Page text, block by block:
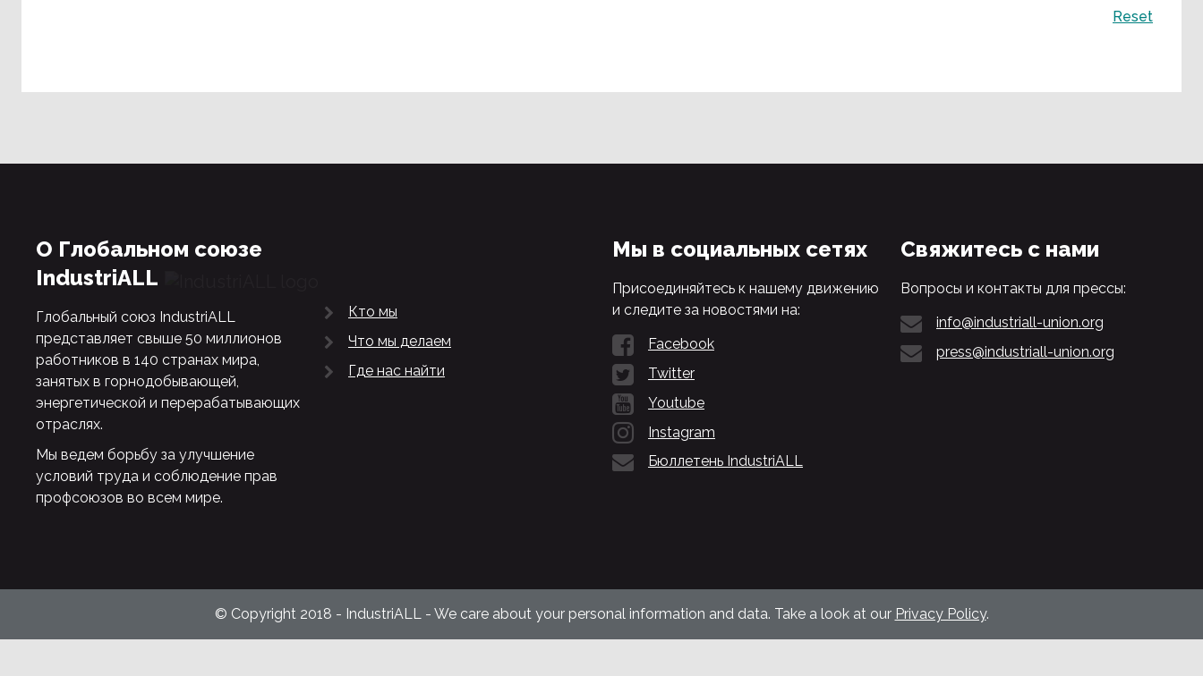
Reset
О Глобальном союзе
IndustriALL
Глобальный союз IndustriALL
представляет свыше 50 миллионов
работников в 140 странах мира,
занятых в горнодобывающей,
энергетической и перерабатывающих
отраслях.
Мы ведем борьбу за улучшение
условий труда и соблюдение прав
профсоюзов во всем мире.
Кто мы
Что мы делаем
Где нас найти
Мы в социальных сетях
Присоединяйтесь к нашему движению
и следите за новостями на:
Facebook
Twitter
Youtube
Instagram
Бюллетень IndustriALL
Свяжитесь с нами
Вопросы и контакты для прессы:
info@industriall-union.org
press@industriall-union.org
© Copyright 2018 - IndustriALL - We care about your personal information and data. Take a look at our Privacy Policy.